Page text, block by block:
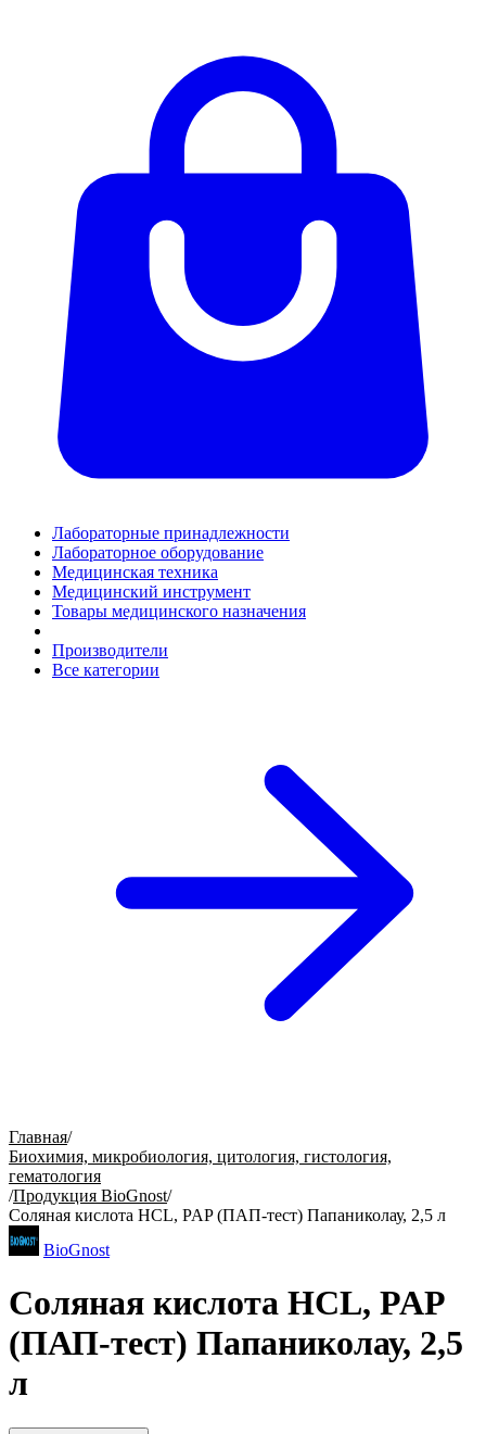
Лабораторные принадлежности
Лабораторное оборудование
Медицинская техника
Медицинский инструмент
Товары медицинского назначения
Производители
Все категории
Главная/
Биохимия, микробиология, цитология, гистология,
гематология
/Продукция BioGnost/
Cоляная кислота HCL, PAP (ПАП-тест) Папаниколау, 2,5 л
BioGnost
Cоляная кислота HCL, PAP
(ПАП-тест) Папаниколау, 2,5
л